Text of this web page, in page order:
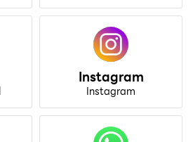
Instagram
Instagram